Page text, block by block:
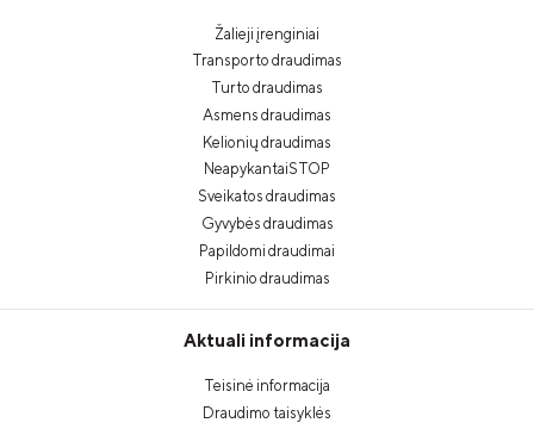
Žalieji įrenginiai
Transporto draudimas
Turto draudimas
Asmens draudimas
Kelionių draudimas
NeapykantaiSTOP
Sveikatos draudimas
Gyvybės draudimas
Papildomi draudimai
Pirkinio draudimas
Aktuali informacija
Teisinė informacija
Draudimo taisyklės